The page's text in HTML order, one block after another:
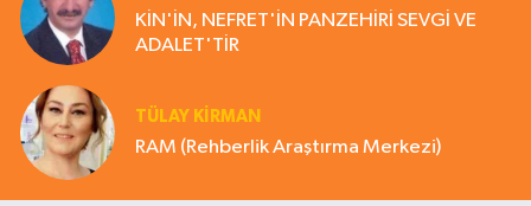
KİN'İN, NEFRET'İN PANZEHİRİ SEVGİ VE
ADALET'TİR
TÜLAY KİRMAN
RAM (Rehberlik Araştırma Merkezi)